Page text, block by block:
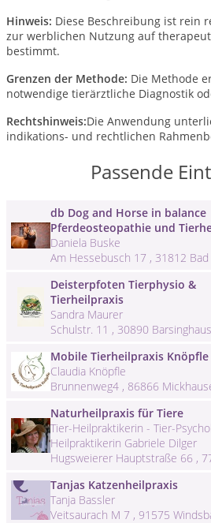
Hinweis: Diese Beschreibung ist rein
zur werblichen Nutzung auf
bestimmt.
Grenzen der Methode: Die Methode
notwendige tierärztliche Diagnostik
Rechtshinweis:Die Anwendung
indikations- und rechtlichen
Passende
db Dog and Horse in balance
Pferdeosteopathie und
Daniela Buske
Am Hessebusch 17 , 31812
Deisterpfoten Tierphysio &
Tierheilpraxis
Sandra Maurer
Schulstr. 11 , 30890
Mobile Tierheilpraxis Knöpfle
Claudia Knöpfle
Brunnenweg4 , 86866
Naturheilpraxis für Tiere
Tier-Heilpraktikerin - Tier-
Heilpraktikerin Gabriele Dilger
Hugsweierer Hauptstraße 66 ,
Tanjas Katzenheilpraxis
Tanja Bassler
Veitsaurach M 7 , 91575